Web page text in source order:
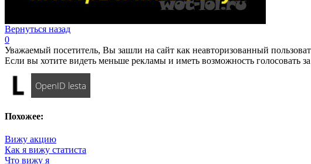
Вернуться назад
0
Уважаемый посетитель, Вы зашли на сайт как неавторизованный
Если вы хотите видеть меньше рекламы и иметь возможность голосовать
OpenID lesta
Похожее:
Вижу акцию
Как я вижу статиста
Что вижу я